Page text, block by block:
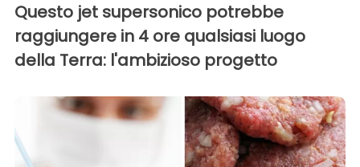
Questo jet supersonico potrebbe
raggiungere in 4 ore qualsiasi luogo
della Terra: l'ambizioso progetto